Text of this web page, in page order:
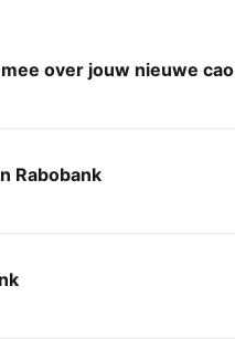
over jouw nieuwe cao
Rabobank